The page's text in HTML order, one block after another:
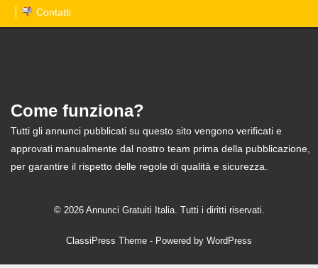
Contatti
Come funziona?
Tutti gli annunci pubblicati su questo sito vengono verificati e
approvati manualmente dal nostro team prima della pubblicazione,
per garantire il rispetto delle regole di qualità e sicurezza.
© 2026 Annunci Gratuiti Italia. Tutti i diritti riservati.
ClassiPress Theme - Powered by WordPress